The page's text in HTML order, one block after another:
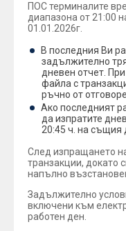
ПОС терминалите
диапазона от 21:00
01.01.2026г.
В последния Ви
задължително
дневен отчет.
файла с
ръчно от
Ако последният
да изпратите
20:45 ч. на същия
След изпращането
транзакции, докато
напълно
Задължително
включени към
работен ден.